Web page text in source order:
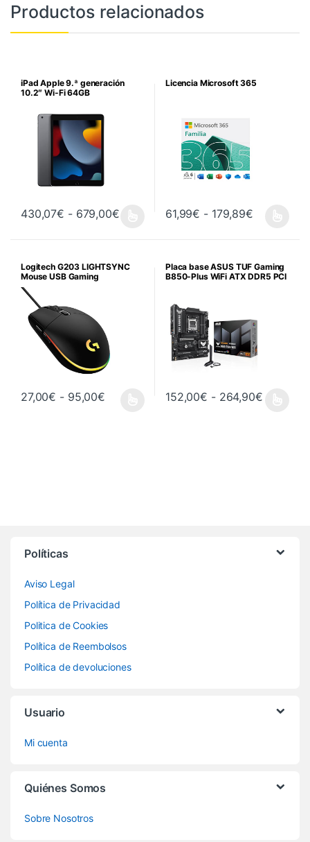
Productos relacionados
iPad Apple 9.ª generación
10.2″ Wi-Fi 64GB
430,07€ - 679,00€Rango de precios: desde 430,07€
Este producto tiene múltiples variantes. Las opciones se
Licencia Microsoft 365
61,99€ - 179,89€Rango de
Este producto tiene múltiples
Logitech G203 LIGHTSYNC
Mouse USB Gaming
27,00€ - 95,00€Rango de precios: desde 27,00€ hasta
Placa base ASUS TUF Gaming
B850-Plus WiFi ATX DDR5 PCI
152,00€ - 264,90€Rango
Políticas
Aviso Legal
Política de Privacidad
Politica de Cookies
Política de Reembolsos
Política de devoluciones
Usuario
Mi cuenta
Quiénes Somos
Sobre Nosotros